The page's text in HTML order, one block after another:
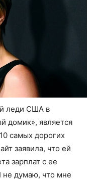
леди США в
домик», является
самых дорогих
заявила, что ей
зарплат с ее
не думаю, что мне